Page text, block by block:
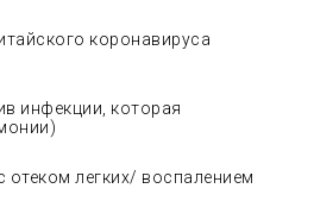
коронавируса
инфекции, которая
легких/ воспалением